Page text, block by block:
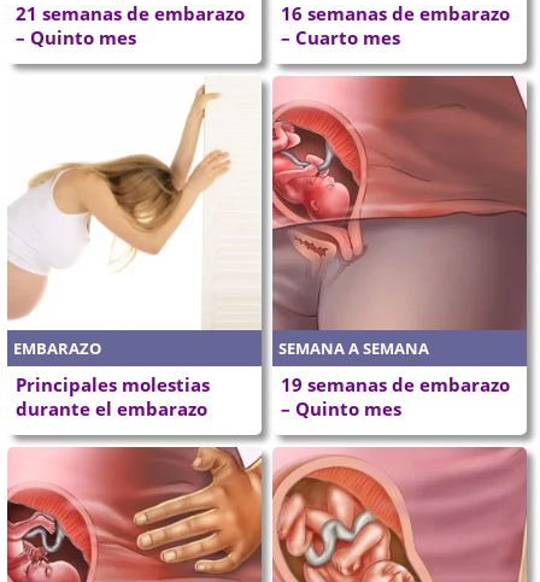
21 semanas de embarazo
– Quinto mes
16 semanas de embarazo
– Cuarto mes
EMBARAZO
Principales molestias
durante el embarazo
SEMANA A SEMANA
19 semanas de embarazo
– Quinto mes